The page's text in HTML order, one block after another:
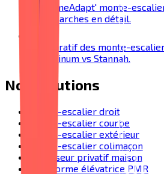
MaPrimeAdapt' monte-
et démarches en détail.
Comparatif des monte-
vs Platinum vs Stannah.
Nos solutions
Monte-escalier droit
Monte-escalier courbe
Monte-escalier extérieur
Monte-escalier colimaçon
Ascenseur privatif maison
Plateforme élévatrice PMR